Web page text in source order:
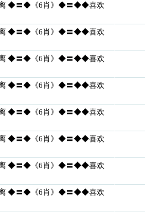
离 ◆〓◆《6肖》◆〓◆◆喜欢
离 ◆〓◆《6肖》◆〓◆◆喜欢
离 ◆〓◆《6肖》◆〓◆◆喜欢
离 ◆〓◆《6肖》◆〓◆◆喜欢
离 ◆〓◆《6肖》◆〓◆◆喜欢
离 ◆〓◆《6肖》◆〓◆◆喜欢
离 ◆〓◆《6肖》◆〓◆◆喜欢
离 ◆〓◆《6肖》◆〓◆◆喜欢